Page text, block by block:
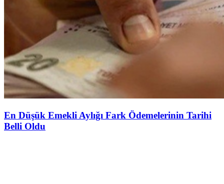
En Düşük Emekli Aylığı Fark Ödemelerinin Tarihi
Belli Oldu